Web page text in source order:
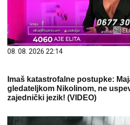
08. 08. 2026 22:14
Imaš katastrofalne postupke:
gledateljkom Nikolinom, ne
zajednički jezik! (VIDEO)